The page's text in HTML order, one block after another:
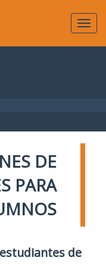
DE
PARA
de